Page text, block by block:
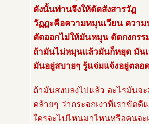
ดังนั้นท่านจึงให้ตัดสังสารวัฏ
วัฏฏะคือความหมุนเวียน ความ
ตัดออกไม่ให้มันหมุน ตัดกงกร
ถ้ามันไม่หมุนแล้วมันก็หยุด มันเ
มันอยู่สบายๆ รู้แจ่มแจ้งอยู่ตลอ
ถ้ามันสงบลงไปแล้ว อะไรมันจ
คล้ายๆ ว่ากระจกเงาที่เราขัดดี
ใครจะไปไหนมาไหนหรือคนจ